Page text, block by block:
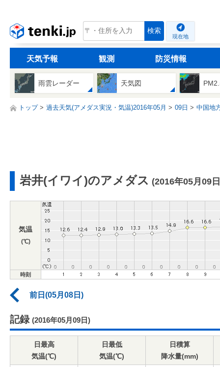
tenki.jp 検索
現在地
天気予報 観測 防災情報
雨雲レーダー 天気図
トップ 過去天気(アメダス実況・気温)2016年05月 09日 中国地
岩井(イワイ)のアメダス (2016年05月09
気温
(℃)
時刻
前日(05月08日)
記録 (2016年05月09日)
日最高
気温(℃)
日最低
気温(℃)
日積算
降水量(mm)